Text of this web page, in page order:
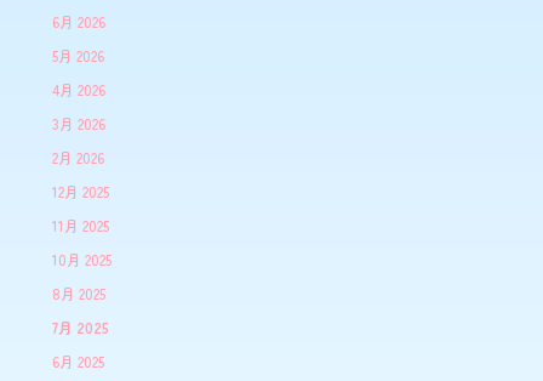
6月 2026
5月 2026
4月 2026
3月 2026
2月 2026
12月 2025
11月 2025
10月 2025
8月 2025
7月 2025
6月 2025